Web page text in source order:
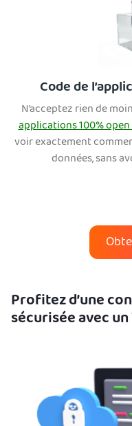
Code de
N’acceptez rien de
applications 100%
voir exactement
données, sans
Profitez d’une
sécurisée avec